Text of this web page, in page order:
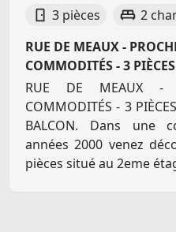
3 pièces 2
RUE DE MEAUX -
COMMODITÉS - 3
RUE DE MEAUX -
COMMODITÉS - 3
BALCON. Dans une
années 2000 venez
pièces situé au 2eme